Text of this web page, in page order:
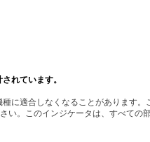
れています。
に適合しなくなることがあります
。このインジケータは、すべての